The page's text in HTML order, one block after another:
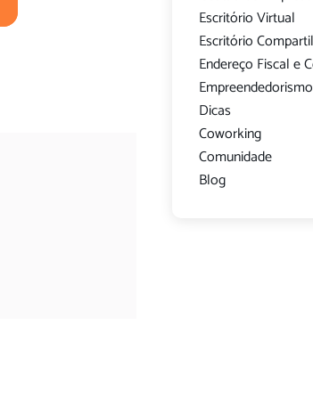
Escritório Virtual
Escritório
Endereço Fiscal e
Empreendedorismo
Dicas
Coworking
Comunidade
Blog